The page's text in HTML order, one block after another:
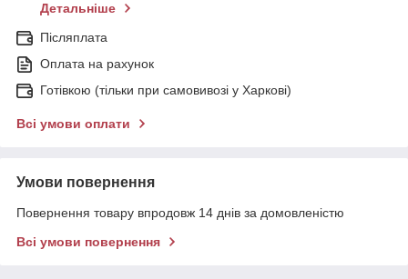
Детальніше
Післяплата
Оплата на рахунок
Готівкою (тільки при самовивозі у Харкові)
Всі умови оплати
Умови повернення
Повернення товару впродовж 14 днів за домовленістю
Всі умови повернення